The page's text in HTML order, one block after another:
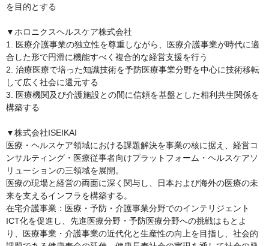
を目的とする
▼ホロニクスヘルスケア株式会社
1. 医療介護事業の独立性を尊重しながら、医療介護事業が時代に適
合した形で円滑に機能すべく複合的な経営支援を行う
2. 治療医療で培った知識技術を予防医療事業分野を中心に技術移転
して広く社会に還元する
3. 医療機関及び介護施設との間に信頼を基盤とした相利共生関係を
構築する
▼株式会社ISEIKAI
医療・ヘルスケア領域における課題解決を事業の核に据え、経営コ
ンサルティング・医療従事者向けプラットフォーム・ヘルスケアソ
リューションの三領域を展開。
医療の現場と経営の両面に深く関与し、日本および海外の医療の未
来を支えるインフラを構築する。
在宅介護事業：医療・予防・介護事業分野でのインテリジェント
ICT化を促進し、先進医療分野・予防医療分野への挑戦はもとよ
り、医療事業・介護事業の近代化と生産性の向上を目指し、社会的